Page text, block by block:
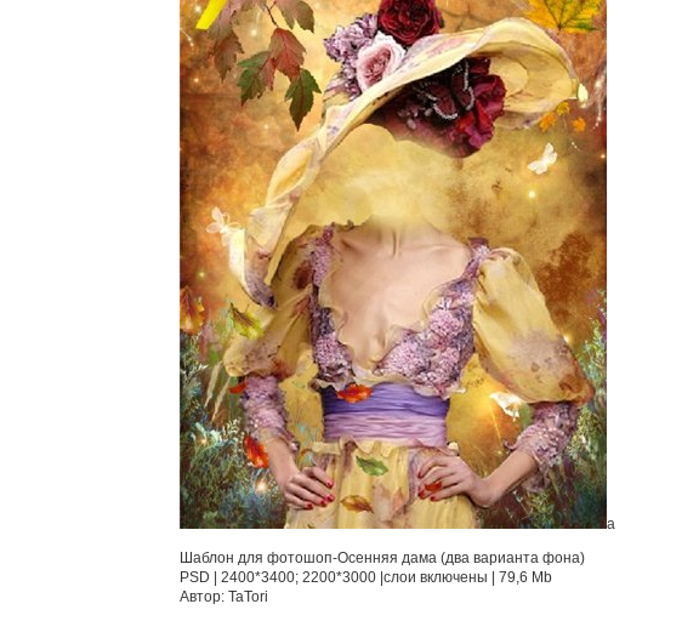
а
Шаблон для фотошоп-Осенняя дама (два варианта фона)
PSD | 2400*3400; 2200*3000 |слои включены | 79,6 Mb
Автор: TaTori